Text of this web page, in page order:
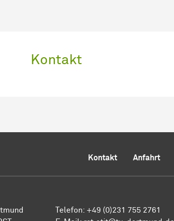
Kontakt
Kontakt Anfahrt
Telefon: +49 (0)231 755 2761